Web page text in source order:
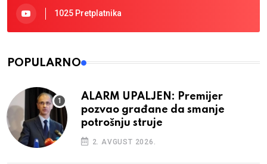
1025 Pretplatnika
POPULARNO
ALARM UPALJEN: Premijer
pozvao građane da smanje
potrošnju struje
2. AVGUST 2026.